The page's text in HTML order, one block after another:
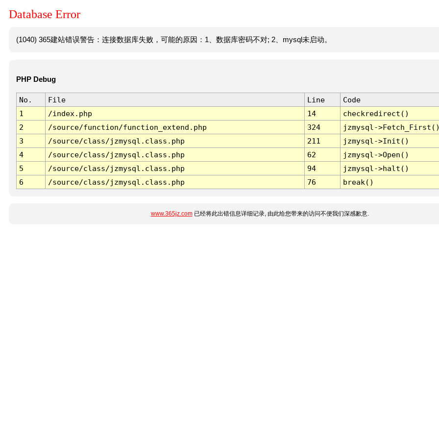
Database Error
(1040) 365建站错误警告：连接数据库失败，可能的原因：1、数据库密码不对; 2、mysql未启动。
PHP Debug
No. File Line
Code
1
/index.php 14
checkredirect()
2
/source/function/function_extend.php 324
jzmysql-
3
/source/class/jzmysql.class.php 211
jzmysql->Init()
4
/source/class/jzmysql.class.php 62
jzmysql->Open()
5
/source/class/jzmysql.class.php 94
jzmysql->halt()
6
/source/class/jzmysql.class.php 76 break()
www.365jz.com已经将此出错信息详细记录, 由此给您带来的访问不便我们深感歉意.